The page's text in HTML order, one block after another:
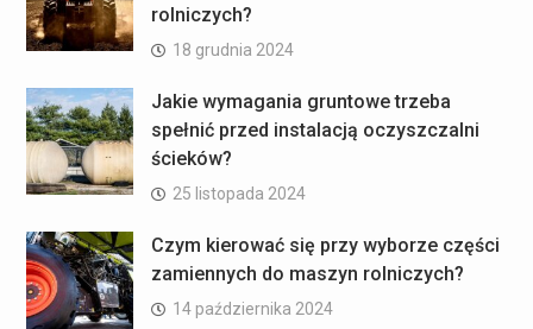
rolniczych?
18 grudnia 2024
Jakie wymagania gruntowe trzeba
spełnić przed instalacją oczyszczalni
ścieków?
25 listopada 2024
Czym kierować się przy wyborze części
zamiennych do maszyn rolniczych?
14 października 2024